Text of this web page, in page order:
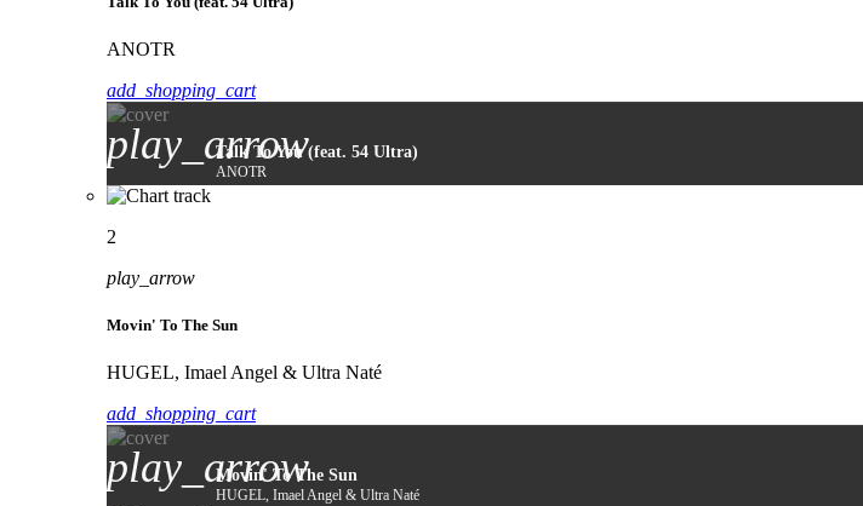
ANOTR
add_shopping_cart
play_arrowTalk To You (feat. 54 Ultra)
ANOTR
2
play_arrow
Movin' To The Sun
HUGEL, Imael Angel & Ultra Naté
add_shopping_cart
play_arrow
Movin' To The Sun
HUGEL, Imael Angel & Ultra Naté